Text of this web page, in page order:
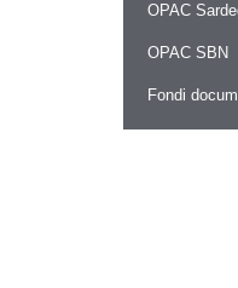
OPAC
OPAC SBN
Fondi